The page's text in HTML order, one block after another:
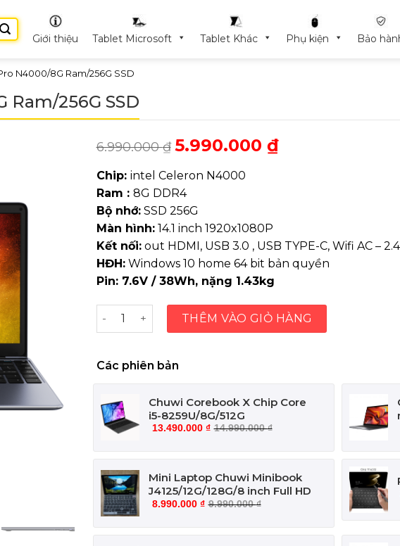
Giới thiệu Tablet Microsoft Tablet Khác Phụ kiện Bảo
N4000/8G Ram/256G SSD
256G SSD
6.990.000₫ 5.990.000₫
Chip: intel Celeron N4000
Ram : 8G DDR4
Bộ nhớ:SSD 256G
Màn hình:14.1 inch 1920x1080P
Kết nối:out HDMI, USB 3.0 , USB TYPE-C, Wifi AC –
HĐH:Windows 10 home 64 bit bản quyền
Pin: 7.6V / 38Wh, nặng 1.43kg
Chuwi HeroBook Pro N4000/8G Ram/256G SSD số lượng
THÊM VÀO GIỎ HÀNG
Các phiên bản
Chuwi Corebook X Chip Core
i5-8259U/8G/512G
14.990.000₫
13.490.000 ₫
Mini Laptop Chuwi Minibook
J4125/12G/128G/8 inch Full HD
9.990.000₫
8.990.000 ₫